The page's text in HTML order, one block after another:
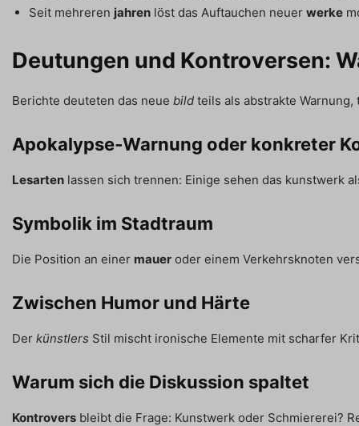
Seit mehreren jahren löst das Auftauchen neuer werke
Deutungen und Kontroversen:
Berichte deuteten das neue bild teils als abstrakte
Apokalypse‑Warnung oder konkreter
Lesarten lassen sich trennen: Einige sehen das kunstwerk
Symbolik im Stadtraum
Die Position an einer mauer oder einem Verkehrsknoten
Zwischen Humor und Härte
Der künstlers Stil mischt ironische Elemente mit scharfer
Warum sich die Diskussion spaltet
Kontrovers bleibt die Frage: Kunstwerk oder Schmiererei?